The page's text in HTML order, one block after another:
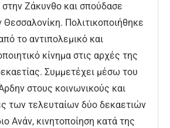
στην Ζάκυνθο και σπούδασε
Θεσσαλονίκη. Πολιτικοποιήθηκε
το αντιπολεμικό και
κίνημα στις αρχές της
Συμμετέχει μέσω του
στους κοινωνικούς και
των τελευταίων δύο δεκαετιών
Ανάν, κινητοποίηση κατά της